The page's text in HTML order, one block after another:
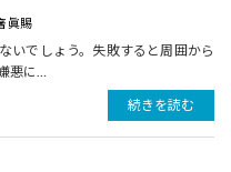
いでしょう。失敗すると周囲から
悪に…
眞賜
続きを読む